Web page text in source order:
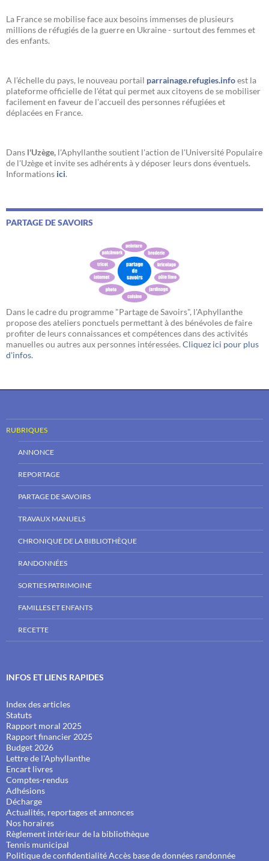
La France se mobilise face aux besoins immenses de plusieurs
millions de réfugiés de la guerre en Ukraine - surtout des femmes et
des enfants.
A l’échelle du pays, le nouveau portail parrainage.refugies.infoest la
plateforme officielle de l'état qui permet aux citoyens de se mobiliser
facilement en faveur de l'accueil des personnes réfugiées et
déplacées en France.
Dans l'Uzège, l'Aphyllanthe soutient l'action de l'Université Populaire
de l'Uzège et invite ses adhérents à y déposer leurs dons éventuels.
Informations ici.
PARTAGE DE SAVOIRS
Dans le cadre du programme "Partage de Savoirs", l'Aphyllanthe
propose des ateliers ponctuels permettant à des bénévoles de faire
profiter de leurs connaissances et compétences dans des activités
manuelles ou autres aux personnes intéressées. Cliquez ici pour plus
d'infos.
RUBRIQUES
ANNONCE
REPORTAGE
PARTAGE DE SAVOIRS
TRAVAUX MANUELS
CHRONIQUE DE LA BIBLIOTHÈQUE
RANDONNÉES
SORTIES PATRIMOINE
FAMILLES ET ENFANTS
RECETTE
INFOS ET LIENS RAPIDES
Index des articles
Statuts
Rapport moral 2025
Rapport financier 2025
Budget 2026
Lettre de l'Aphyllanthe
Encart livres
Comptes-rendus
Adhésions
Décharge
Actualités, reportages et annonces
Nos horaires
Règlement intérieur de la bibliothèque
Tennis municipal
Politique de confidentialitéAccès base de données randonnée